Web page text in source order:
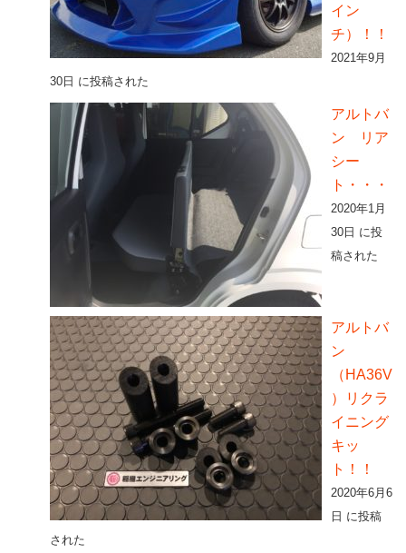
イン
チ）！！
2021年9月
30日 に投稿された
アルトバ
ン リア
シー
ト・・・
2020年1月
30日 に投
稿された
アルトバ
ン
（HA36V
）リクラ
イニング
キッ
ト！！
2020年6月6
日 に投稿
された